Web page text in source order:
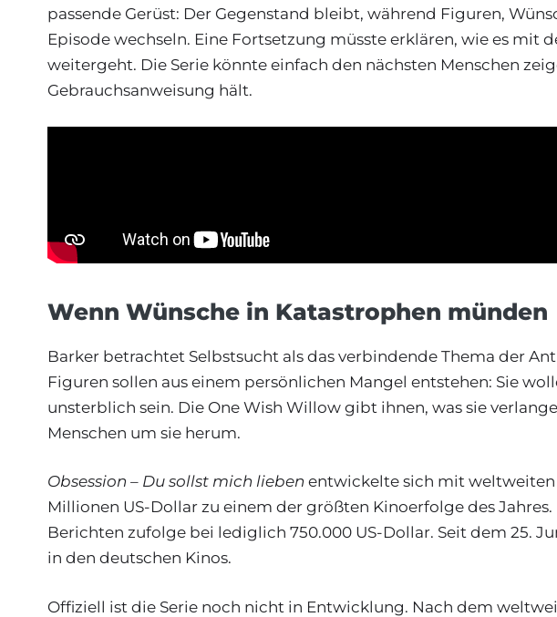
passende Gerüst: Der Gegenstand bleibt, während Figuren,
Episode wechseln. Eine Fortsetzung müsste erklären, wie es mit
weitergeht. Die Serie könnte einfach den nächsten Menschen
Gebrauchsanweisung hält.
Wenn Wünsche in Katastrophen münden
Barker betrachtet Selbstsucht als das verbindende Thema der
Figuren sollen aus einem persönlichen Mangel entstehen: Sie
unsterblich sein. Die One Wish Willow gibt ihnen, was sie
Menschen um sie herum.
Obsession – Du sollst mich lieben entwickelte sich mit weltweiten
Millionen US-Dollar zu einem der größten Kinoerfolge des
Berichten zufolge bei lediglich 750.000 US-Dollar. Seit dem 25.
in den deutschen Kinos.
Offiziell ist die Serie noch nicht in Entwicklung. Nach dem